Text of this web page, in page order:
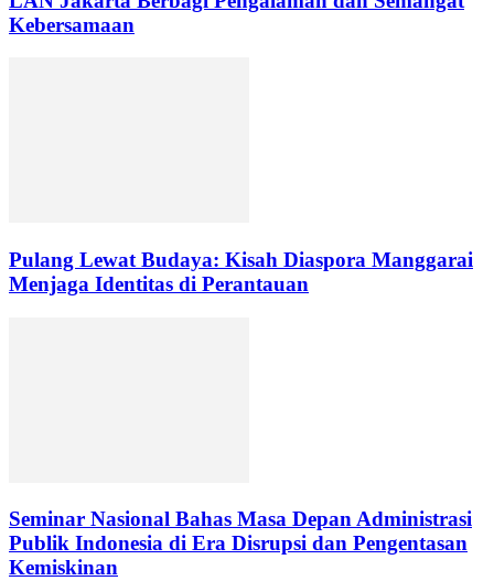
Kebersamaan
Pulang Lewat Budaya: Kisah Diaspora Manggarai
Menjaga Identitas di Perantauan
Seminar Nasional Bahas Masa Depan Administrasi
Publik Indonesia di Era Disrupsi dan Pengentasan
Kemiskinan